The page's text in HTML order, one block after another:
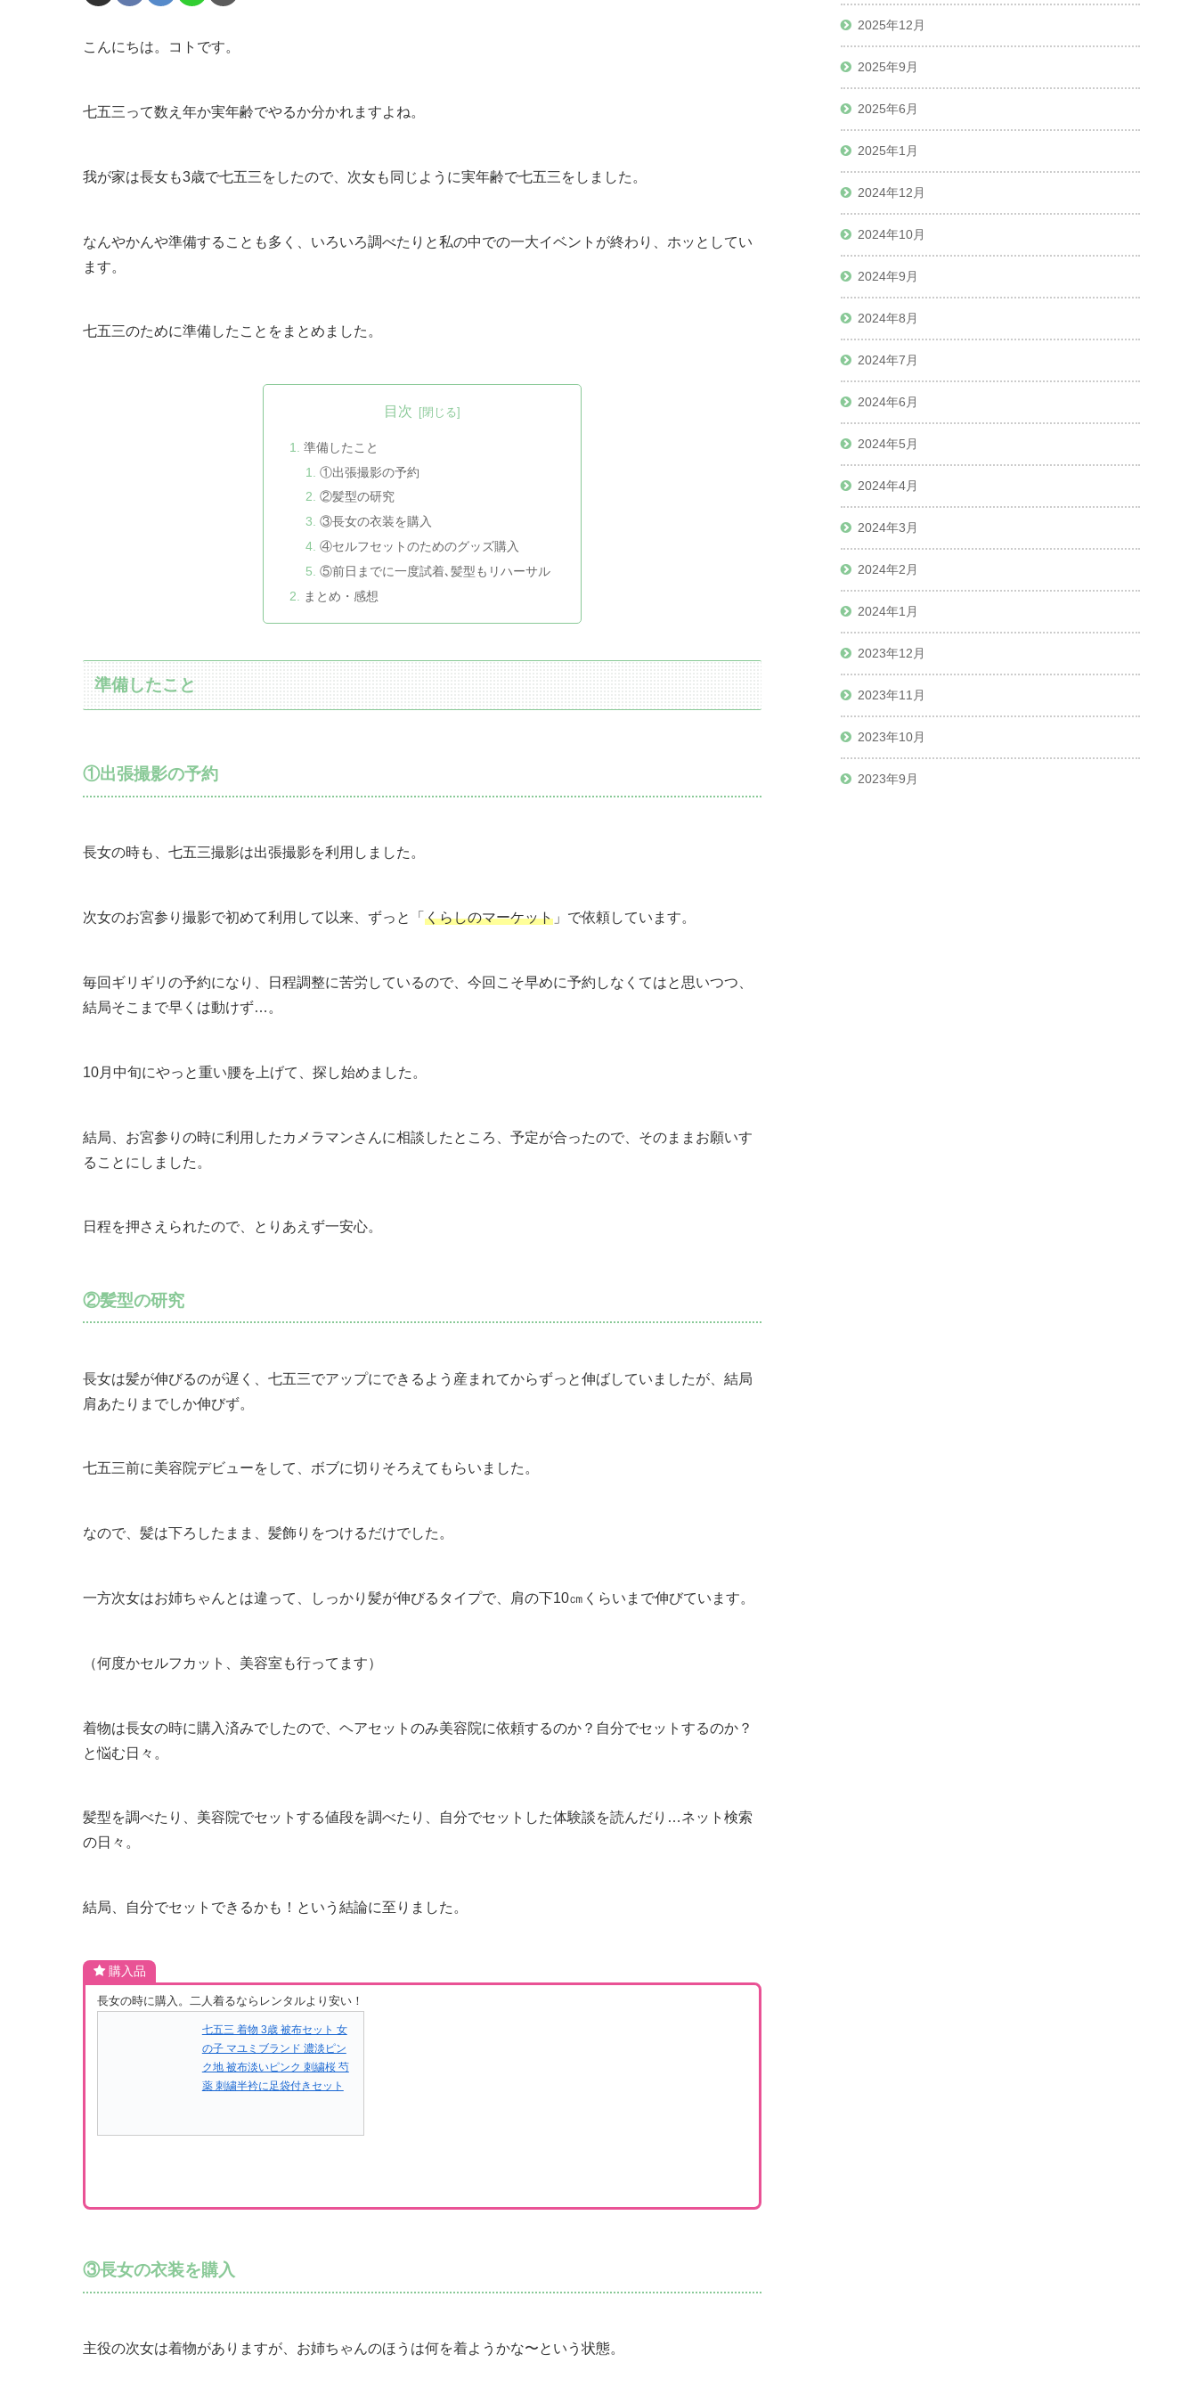
こんにちは。コトです。
七五三って数え年か実年齢でやるか分かれますよね。
我が家は長女も3歳で七五三をしたので、次女も同じように実年齢で七五三をしました。
なんやかんや準備することも多く、いろいろ調べたりと私の中での一大イベントが終わり、ホッとしてい
ます。
七五三のために準備したことをまとめました。
目次
準備したこと
①出張撮影の予約
②髪型の研究
③長女の衣装を購入
④セルフセットのためのグッズ購入
⑤前日までに一度試着､髪型もリハーサル
まとめ・感想
準備したこと
①出張撮影の予約
長女の時も、七五三撮影は出張撮影を利用しました。
次女のお宮参り撮影で初めて利用して以来、ずっと「 くらしのマーケット 」で依頼しています。
毎回ギリギリの予約になり、日程調整に苦労しているので、今回こそ早めに予約しなくてはと思いつつ、
結局そこまで早くは動けず…。
10月中旬にやっと重い腰を上げて、探し始めました。
結局、お宮参りの時に利用したカメラマンさんに相談したところ、予定が合ったので、そのままお願いす
ることにしました。
日程を押さえられたので、とりあえず一安心。
②髪型の研究
長女は髪が伸びるのが遅く、七五三でアップにできるよう産まれてからずっと伸ばしていましたが、結局
肩あたりまでしか伸びず。
七五三前に美容院デビューをして、ボブに切りそろえてもらいました。
なので、髪は下ろしたまま、髪飾りをつけるだけでした。
一方次女はお姉ちゃんとは違って、しっかり髪が伸びるタイプで、肩の下10㎝くらいまで伸びています。
（何度かセルフカット、美容室も行ってます）
着物は長女の時に購入済みでしたので、ヘアセットのみ美容院に依頼するのか？自分でセットするのか？
と悩む日々。
髪型を調べたり、美容院でセットする値段を調べたり、自分でセットした体験談を読んだり…ネット検索
の日々。
結局、自分でセットできるかも！という結論に至りました。
購入品
長女の時に購入。二人着るならレンタルより安い！
七五三 着物 3歳 被布セット 女
の子 マユミブランド 濃淡ピン
ク地 被布淡いピンク 刺繍桜 芍
薬 刺繍半衿に足袋付きセット
③長女の衣装を購入
主役の次女は着物がありますが、お姉ちゃんのほうは何を着ようかな〜という状態。
2025年12月
2025年9月
2025年6月
2025年1月
2024年12月
2024年10月
2024年9月
2024年8月
2024年7月
2024年6月
2024年5月
2024年4月
2024年3月
2024年2月
2024年1月
2023年12月
2023年11月
2023年10月
2023年9月